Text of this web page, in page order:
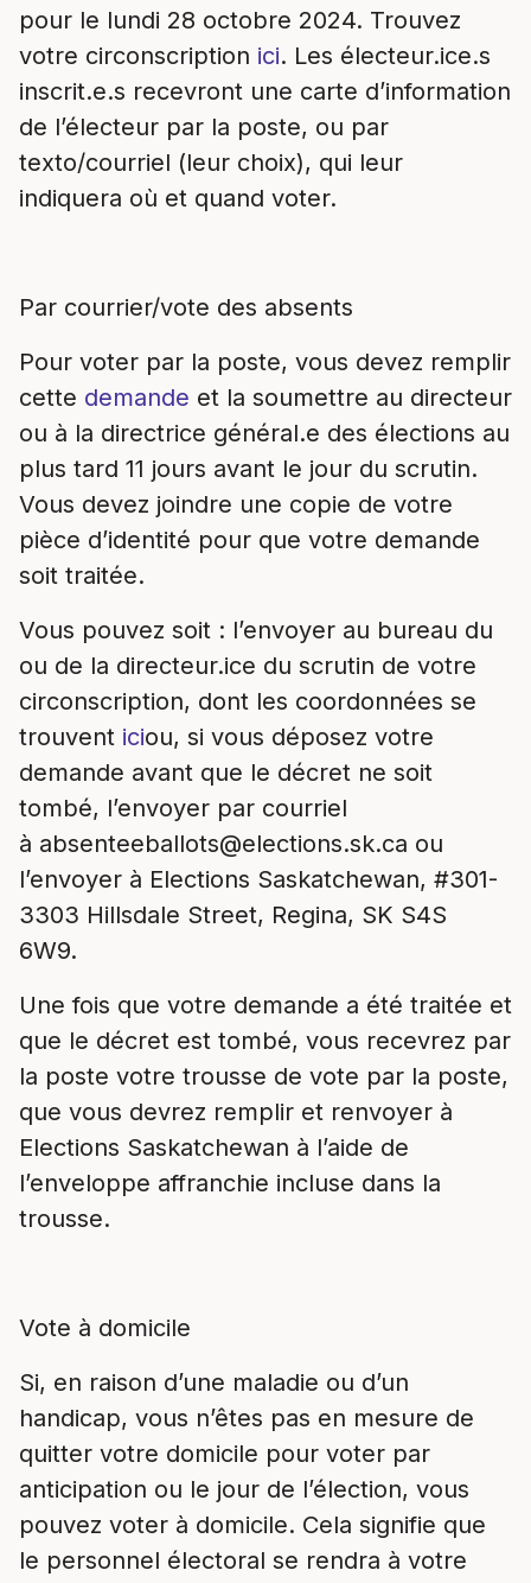
pour le lundi 28 octobre 2024. Trouvez
votre circonscription ici. Les électeur.ice.s
inscrit.e.s recevront une carte d’information
de l’électeur par la poste, ou par
texto/courriel (leur choix), qui leur
indiquera où et quand voter.
Par courrier/vote des absents
Pour voter par la poste, vous devez remplir
cette demande et la soumettre au directeur
ou à la directrice général.e des élections au
plus tard 11 jours avant le jour du scrutin.
Vous devez joindre une copie de votre
pièce d’identité pour que votre demande
soit traitée.
Vous pouvez soit : l’envoyer au bureau du
ou de la directeur.ice du scrutin de votre
circonscription, dont les coordonnées se
trouvent iciou, si vous déposez votre
demande avant que le décret ne soit
tombé, l’envoyer par courriel
à absenteeballots@elections.sk.ca ou
l’envoyer à Elections Saskatchewan, #301-
3303 Hillsdale Street, Regina, SK S4S
6W9.
Une fois que votre demande a été traitée et
que le décret est tombé, vous recevrez par
la poste votre trousse de vote par la poste,
que vous devrez remplir et renvoyer à
Elections Saskatchewan à l’aide de
l’enveloppe affranchie incluse dans la
trousse.
Vote à domicile
Si, en raison d’une maladie ou d’un
handicap, vous n’êtes pas en mesure de
quitter votre domicile pour voter par
anticipation ou le jour de l’élection, vous
pouvez voter à domicile. Cela signifie que
le personnel électoral se rendra à votre